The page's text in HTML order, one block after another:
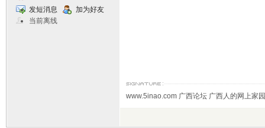
发短消息
加为好友
当前离线
www.5inao.com 广西论坛 广西人的网上家园